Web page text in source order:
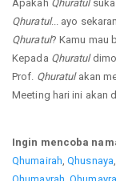
Apakah Qhuratulsuka
Qhuratul... ayo
Qhuratul? Kamu mau
Kepada Qhuratul
Prof. Qhuratulakan
Meeting hari ini akan
Ingin mencoba
Qhumairah ,Qhusnaya